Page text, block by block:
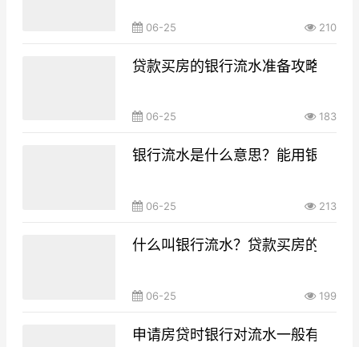
06-25 210
贷款买房的银行流水准备攻略，你
06-25 183
银行流水是什么意思？能用银行流
06-25 213
什么叫银行流水？贷款买房的银行
06-25 199
申请房贷时银行对流水一般有什么